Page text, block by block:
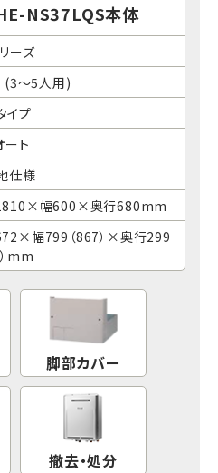
NS37LQS本体
ーズ
(3～5人用)
イプ
ート
仕様
幅600×奥行680mm
幅799（867）×奥行299
mm
脚部カバー
撤去・処分